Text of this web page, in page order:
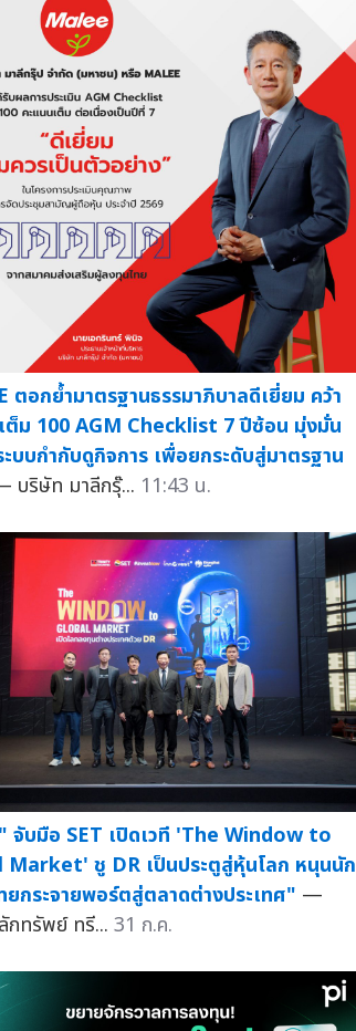
ตอกย้ำมาตรฐานธรรมาภิบาลดีเยี่ยม คว้า
ต็ม 100 AGM Checklist 7 ปีซ้อน มุ่งมั่น
บบกำกับดูกิจการ เพื่อยกระดับสู่มาตรฐาน
บริษัท มาลีกรุ๊... 11:43 น.
จับมือ SET เปิดเวที 'The Window to
Market' ชู DR เป็นประตูสู่หุ้นโลก หนุนนัก
ยกระจายพอร์ตสู่ตลาดต่างประเทศ" —
กทรัพย์ ทรี... 31 ก.ค.